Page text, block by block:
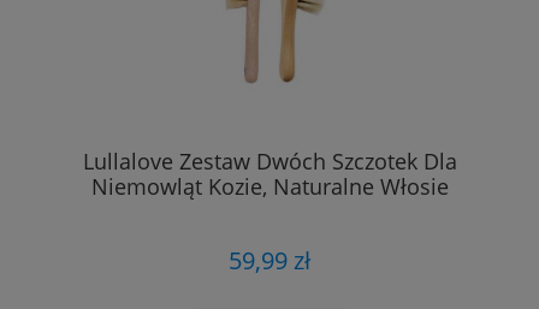
Lullalove Zestaw Dwóch Szczotek Dla
Niemowląt Kozie, Naturalne Włosie
59,99 zł